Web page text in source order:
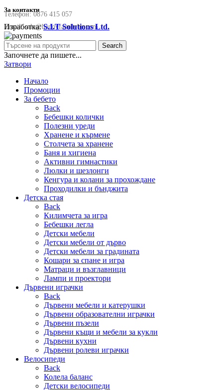
За контакти
Телефон:0876 415 057
Email:sale@happyfamilybg.com
Изработка:S.I.T Solutions Ltd.
Search
Започнете да пишете...
Затвори
Начало
Промоции
За бебето
Back
Бебешки колички
Полезни уреди
Хранене и кърмене
Столчета за хранене
Баня и хигиена
Активни гимнастики
Люлки и шезлонги
Кенгура и колани за прохождане
Проходилки и бънджита
Детска стая
Back
Килимчета за игра
Бебешки легла
Детски мебели
Детски мебели от дърво
Детски мебели за градината
Кошари за спане и игра
Матраци и възглавници
Лампи и проектори
Дървени играчки
Back
Дървени мебели и катерушки
Дървени образователни играчки
Дървени пъзели
Дървени къщи и мебели за кукли
Дървени кухни
Дървени ролеви играчки
Велосипеди
Back
Колела баланс
Детски велосипеди